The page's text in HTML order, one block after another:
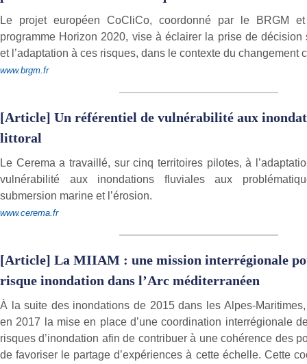
Le projet européen CoCliCo, coordonné par le BRGM
programme Horizon 2020, vise à éclairer la prise de décision
et l’adaptation à ces risques, dans le contexte du changement
www.brgm.fr
[Article] Un référentiel de vulnérabilité aux
littoral
Le Cerema a travaillé, sur cinq territoires pilotes, à
vulnérabilité aux inondations fluviales aux
submersion marine et l’érosion.
www.cerema.fr
[Article] La MIIAM : une mission interrégionale
risque inondation dans l’Arc méditerranéen
À la suite des inondations de 2015 dans les Alpes-
en 2017 la mise en place d’une coordination interrégionale
risques d’inondation afin de contribuer à une cohérence des
de favoriser le partage d’expériences à cette échelle. Cette